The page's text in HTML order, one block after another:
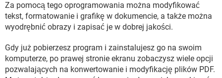
Za pomocą tego oprogramowania można modyfikować
tekst, formatowanie i grafikę w dokumencie, a także można
wyodrębnić obrazy i zapisać je w dobrej jakości.
Gdy już pobierzesz program i zainstalujesz go na swoim
komputerze, po prawej stronie ekranu zobaczysz wiele opcji
pozwalających na konwertowanie i modyfikację plików PDF.